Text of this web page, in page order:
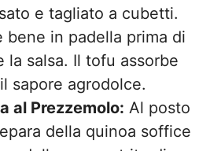
e tagliato a cubetti.
bene in padella prima di
la salsa. Il tofu assorbe
sapore agrodolce.
al Prezzemolo: Al posto
della quinoa soffice